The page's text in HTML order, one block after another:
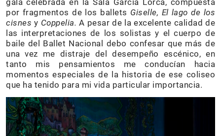
gala celebrada en la Sala García Lorca, compuesta
por fragmentos de los ballets Giselle, El lago de los
cisnes y Coppelia. A pesar de la excelente calidad de
las interpretaciones de los solistas y el cuerpo de
baile del Ballet Nacional debo confesar que más de
una vez me distraje del desempeño escénico, en
tanto mis pensamientos me conducían hacia
momentos especiales de la historia de ese coliseo
que ha tenido para mi vida particular importancia.